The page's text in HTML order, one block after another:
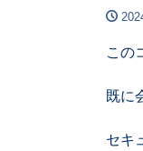
この
既に
セキ